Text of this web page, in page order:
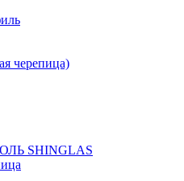
черепица)
SHINGLAS